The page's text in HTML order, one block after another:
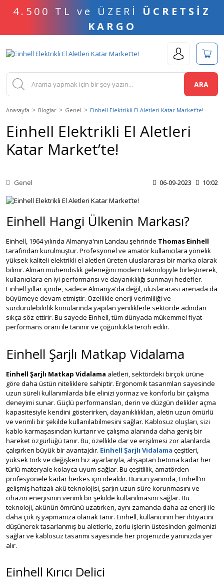
4.500 TL ve ÜZERİ ÜCRETSİZ
KARGO
ARA
Anasayfa Bloglar Genel Einhell Elektrikli El Aletleri Katar Market’te!
Einhell Elektrikli El Aletleri
Katar Market’te!
Genel 06-09-2023 10:02
Einhell Hangi Ülkenin Markası?
Einhell, 1964 yılında Almanya'nın Landau şehrinde Thomas Einhell
tarafından kurulmuştur. Profesyonel ve amatör kullanıcılara yönelik
yüksek kaliteli elektrikli el aletleri üreten uluslararası bir marka olarak
bilinir. Alman mühendislik geleneğini modern teknolojiyle birleştirerek,
kullanıcılara en iyi performansı ve dayanıklılığı sunmayı hedefler.
Einhell yıllar içinde, sadece Almanya'da değil, uluslararası arenada da
büyümeye devam etmiştir. Özellikle enerji verimliliği ve
sürdürülebilirlik konularında yapılan yeniliklerle sektörde adından
sıkça söz ettirir. Bu sayede Einhell, tüm dünyada mükemmel fiyat-
performans oranı ile tanınır ve çoğunlukla tercih edilir.
Einhell Şarjlı Matkap Vidalama
Einhell Şarjlı Matkap Vidalama aletleri, sektördeki birçok ürüne
göre daha üstün niteliklere sahiptir. Ergonomik tasarımları sayesinde
uzun süreli kullanımlarda bile elinizi yormaz ve konforlu bir çalışma
deneyimi sunar. Güçlü performansları, derin ve düzgün delikler açma
kapasitesiyle kendini gösterirken, dayanıklılıkları, aletin uzun ömürlü
ve verimli bir şekilde kullanılabilmesini sağlar. Kablosuz oluşları, sizi
kablo karmaşasından kurtarır ve çalışma alanında daha geniş bir
hareket özgürlüğü tanır. Bu, özellikle dar ve erişilmesi zor alanlarda
çalışırken büyük bir avantajdır. Einhell Şarjlı Vidalama çeşitleri,
yüksek tork ve değişken hız ayarlarıyla, ahşaptan betona kadar her
türlü materyale kolayca uyum sağlar. Bu çeşitlilik, amatörden
profesyonele kadar herkes için idealdir. Bunun yanında, Einhell'in
gelişmiş hafızalı akü teknolojisi, şarjın uzun süre korunmasını ve
cihazın enerjisinin verimli bir şekilde kullanılmasını sağlar. Bu
teknoloji, akünün ömrünü uzatırken, aynı zamanda daha az enerji ile
daha çok iş yapmanıza olanak tanır. Einhell, kullanıcının her ihtiyacını
düşünerek tasarlanmış bu aletlerle, zorlu işlerin üstesinden gelmenizi
sağlar ve kablosuz tasarımı sayesinde her projenizde yanınızda yer
alır.
Einhell Kırıcı Delici